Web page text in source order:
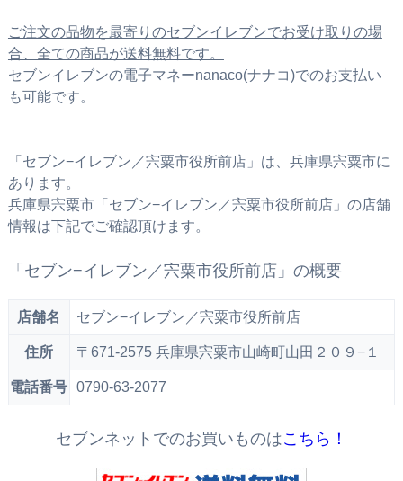
ご注文の品物を最寄りのセブンイレブンでお受け取りの場
合、全ての商品が送料無料です。
セブンイレブンの電子マネーnanaco(ナナコ)でのお支払い
も可能です。
「セブン−イレブン／宍粟市役所前店」は、兵庫県宍粟市に
あります。
兵庫県宍粟市「セブン−イレブン／宍粟市役所前店」の店舗
情報は下記でご確認頂けます。
「セブン−イレブン／宍粟市役所前店」の概要
店舗名 セブン−イレブン／宍粟市役所前店
住所 〒671-2575 兵庫県宍粟市山崎町山田２０９−１
電話番号 0790-63-2077
セブンネットでのお買いものはこちら！